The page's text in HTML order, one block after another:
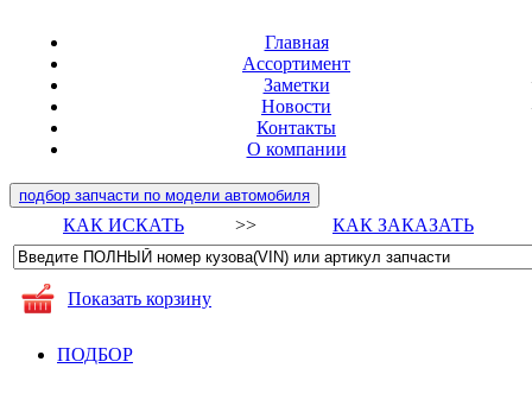
Главная
Ассортимент
Заметки
Новости
Контакты
О компании
подбор запчасти по модели автомобиля
КАК ИСКАТЬ >> КАК ЗАКАЗАТЬ
Показать корзину
ПОДБОР